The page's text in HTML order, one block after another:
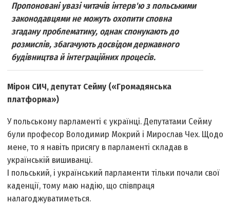
Пропоновані увазі читачів інтерв'ю з польськими
законодавцями не можуть охопити сповна
згадану проблематику, однак спонукають до
розмислів, збагачують досвідом державного
будівництва й інтеграційних процесів.
Мірон СИЧ, депутат Сейму («Громадянська
платформа»)
У польському парламенті є українці. Депутатами Сейму
були професор Володимир Мокрий і Мирослав Чех. Щодо
мене, то я навіть присягу в парламенті складав в
українській вишиванці.
І польський, і український парламенти тільки почали свої
каденції, тому маю надію, що співпраця
налагоджуватиметься.